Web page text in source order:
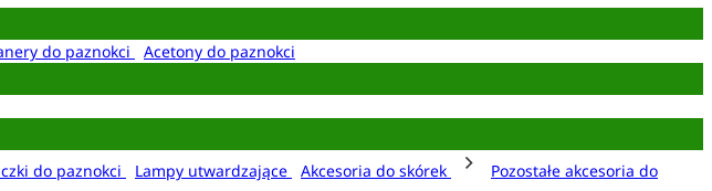
do paznokci
Acetony do paznokci
do paznokci Lampy utwardzające Akcesoria do skórek
Pozostałe akcesoria do